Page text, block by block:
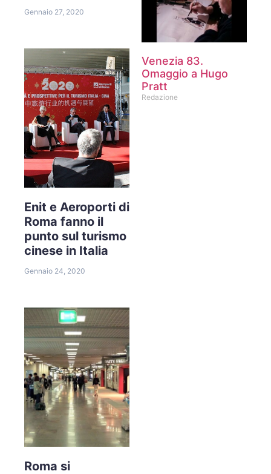
Gennaio 27, 2020
Enit e Aeroporti di
Roma fanno il
punto sul turismo
cinese in Italia
Gennaio 24, 2020
Roma si
Venezia 83.
Omaggio a Hugo
Pratt
Redazione